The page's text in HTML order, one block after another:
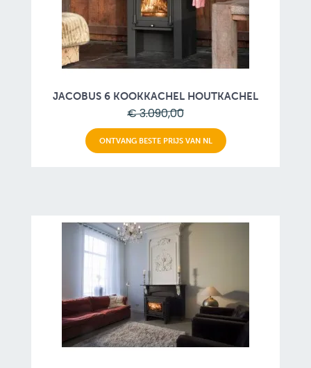
JACOBUS 6 KOOKKACHEL HOUTKACHEL
€ 3.090,00
ONTVANG BESTE PRIJS VAN NL